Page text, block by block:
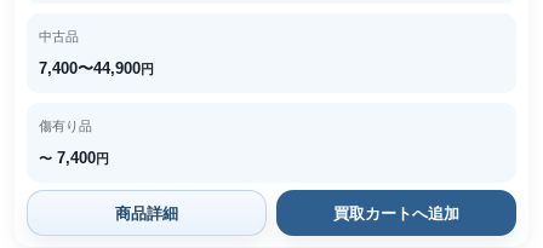
中古品
7,400〜44,900円
傷有り品
〜 7,400円
商品詳細 買取カートへ追加